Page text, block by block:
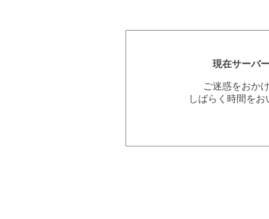
現在サーバ
ご迷惑をおか
しばらく時間を